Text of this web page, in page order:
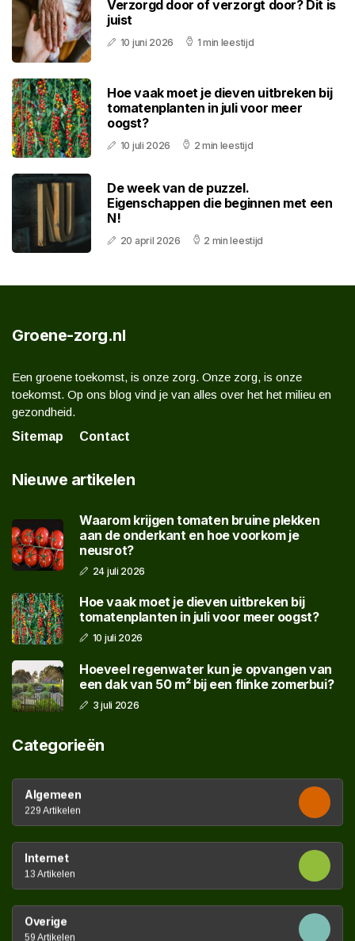
Verzorgd door of verzorgt door? Dit is
juist
10 juni 2026 1 min leestijd
Hoe vaak moet je dieven uitbreken bij
tomatenplanten in juli voor meer
oogst?
10 juli 2026 2 min leestijd
De week van de puzzel.
Eigenschappen die beginnen met een
N!
20 april 2026 2 min leestijd
Groene-zorg.nl
Een groene toekomst, is onze zorg. Onze zorg, is onze
toekomst. Op ons blog vind je van alles over het het milieu en
gezondheid.
Sitemap
Contact
Nieuwe artikelen
Waarom krijgen tomaten bruine plekken
aan de onderkant en hoe voorkom je
neusrot?
24 juli 2026
Hoe vaak moet je dieven uitbreken bij
tomatenplanten in juli voor meer oogst?
10 juli 2026
Hoeveel regenwater kun je opvangen van
een dak van 50 m² bij een flinke zomerbui?
3 juli 2026
Categorieën
Algemeen
229 Artikelen
Internet
13 Artikelen
Overige
59 Artikelen